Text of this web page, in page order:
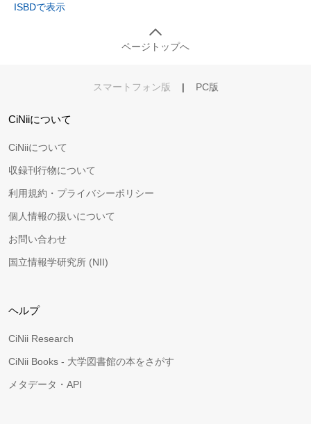
ISBDで表示
ページトップへ
スマートフォン版 | PC版
CiNiiについて
CiNiiについて
収録刊行物について
利用規約・プライバシーポリシー
個人情報の扱いについて
お問い合わせ
国立情報学研究所 (NII)
ヘルプ
CiNii Research
CiNii Books - 大学図書館の本をさがす
メタデータ・API